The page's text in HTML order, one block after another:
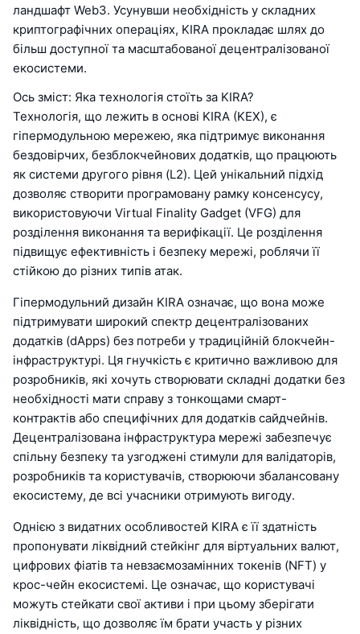
ландшафт Web3. Усунувши необхідність у складних
криптографічних операціях, KIRA прокладає шлях до
більш доступної та масштабованої децентралізованої
екосистеми.
Ось зміст: Яка технологія стоїть за KIRA?
Технологія, що лежить в основі KIRA (KEX), є
гіпермодульною мережею, яка підтримує виконання
бездовірчих, безблокчейнових додатків, що працюють
як системи другого рівня (L2). Цей унікальний підхід
дозволяє створити програмовану рамку консенсусу,
використовуючи Virtual Finality Gadget (VFG) для
розділення виконання та верифікації. Це розділення
підвищує ефективність і безпеку мережі, роблячи її
стійкою до різних типів атак.
Гіпермодульний дизайн KIRA означає, що вона може
підтримувати широкий спектр децентралізованих
додатків (dApps) без потреби у традиційній блокчейн-
інфраструктурі. Ця гнучкість є критично важливою для
розробників, які хочуть створювати складні додатки без
необхідності мати справу з тонкощами смарт-
контрактів або специфічних для додатків сайдчейнів.
Децентралізована інфраструктура мережі забезпечує
спільну безпеку та узгоджені стимули для валідаторів,
розробників та користувачів, створюючи збалансовану
екосистему, де всі учасники отримують вигоду.
Однією з видатних особливостей KIRA є її здатність
пропонувати ліквідний стейкінг для віртуальних валют,
цифрових фіатів та невзаємозамінних токенів (NFT) у
крос-чейн екосистемі. Це означає, що користувачі
можуть стейкати свої активи і при цьому зберігати
ліквідність, що дозволяє їм брати участь у різних